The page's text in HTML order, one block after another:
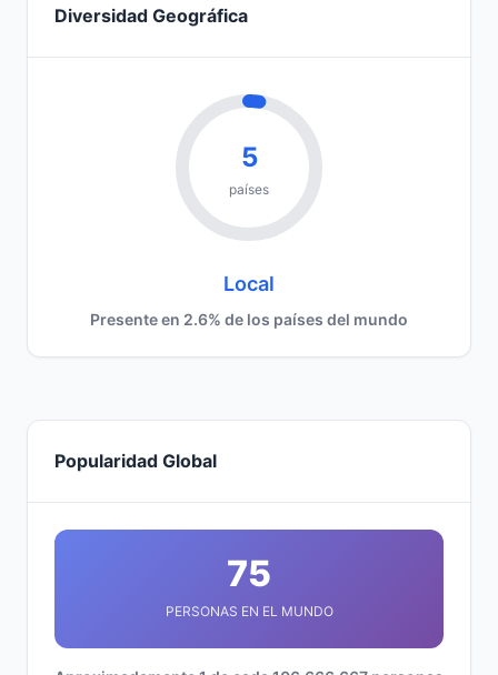
Diversidad Geográfica
5
países
Local
Presente en 2.6% de los países del mundo
Popularidad Global
75
PERSONAS EN EL MUNDO